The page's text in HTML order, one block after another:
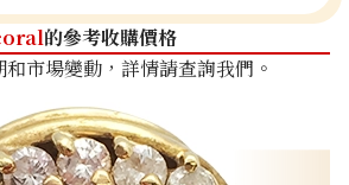
的參考收購價格
市場變動，詳情請查詢我們。